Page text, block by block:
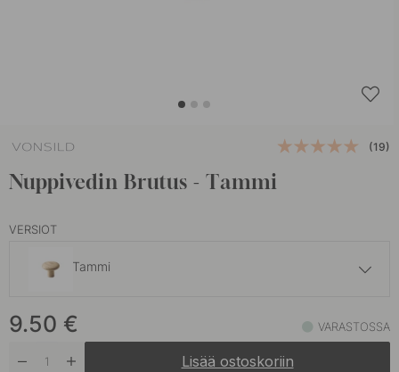
(19)
Nuppivedin Brutus - Tammi
VERSIOT
Tammi
Pähkinäpuu Varastossa
9.50 € VARASTOSSA
Lisää ostoskoriin